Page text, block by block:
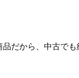
だから、中古で